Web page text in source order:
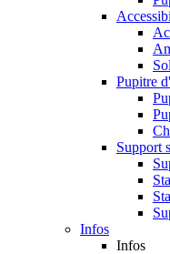
Pupitre
Support
Infos
Infos